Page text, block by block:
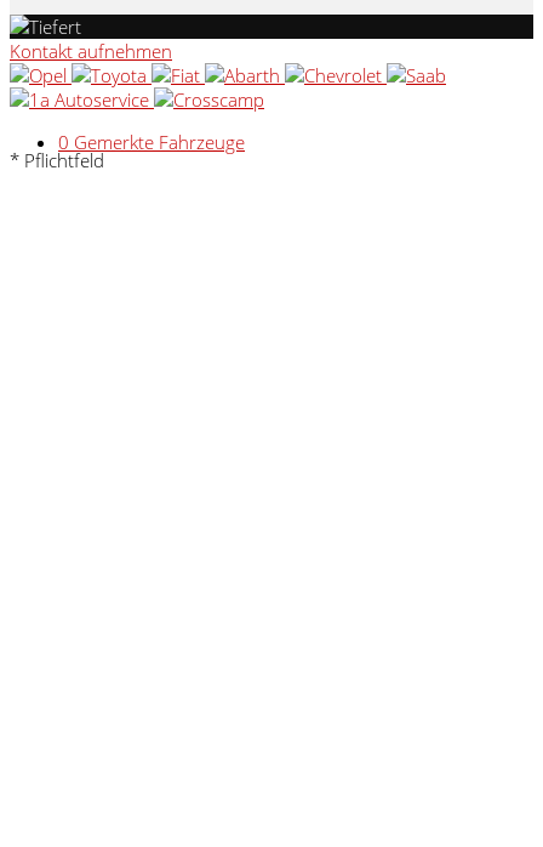
* Pflichtfeld
Kontakt aufnehmen
0 Gemerkte Fahrzeuge